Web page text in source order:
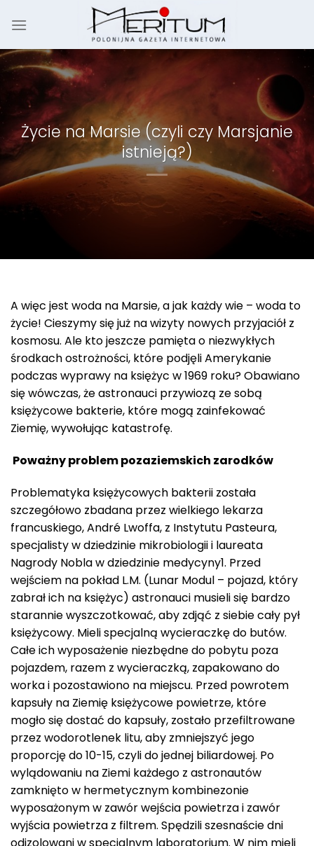
Życie na Marsie (czyli czy Marsjanie
istnieją?)
A więc jest woda na Marsie, a jak każdy wie – woda to
życie! Cieszymy się już na wizyty nowych przyjaciół z
kosmosu. Ale kto jeszcze pamięta o niezwykłych
środkach ostrożności, które podjęli Amerykanie
podczas wyprawy na księżyc w 1969 roku? Obawiano
się wówczas, że astronauci przywiozą ze sobą
księżycowe bakterie, które mogą zainfekować
Ziemię, wywołując katastrofę.
Poważny problem pozaziemskich zarodków
Problematyka księżycowych bakterii została
szczegółowo zbadana przez wielkiego lekarza
francuskiego, André Lwoffa, z Instytutu Pasteura,
specjalisty w dziedzinie mikrobiologii i laureata
Nagrody Nobla w dziedzinie medycyny1. Przed
wejściem na pokład L.M. (Lunar Modul – pojazd, który
zabrał ich na księżyc) astronauci musieli się bardzo
starannie wyszczotkować, aby zdjąć z siebie cały pył
księżycowy. Mieli specjalną wycieraczkę do butów.
Całe ich wyposażenie niezbędne do pobytu poza
pojazdem, razem z wycieraczką, zapakowano do
worka i pozostawiono na miejscu. Przed powrotem
kapsuły na Ziemię księżycowe powietrze, które
mogło się dostać do kapsuły, zostało przefiltrowane
przez wodorotlenek litu, aby zmniejszyć jego
proporcję do 10-15, czyli do jednej biliardowej. Po
wylądowaniu na Ziemi każdego z astronautów
zamknięto w hermetycznym kombinezonie
wyposażonym w zawór wejścia powietrza i zawór
wyjścia powietrza z filtrem. Spędzili szesnaście dni
odizolowani w specjalnym laboratorium. W nim mieli